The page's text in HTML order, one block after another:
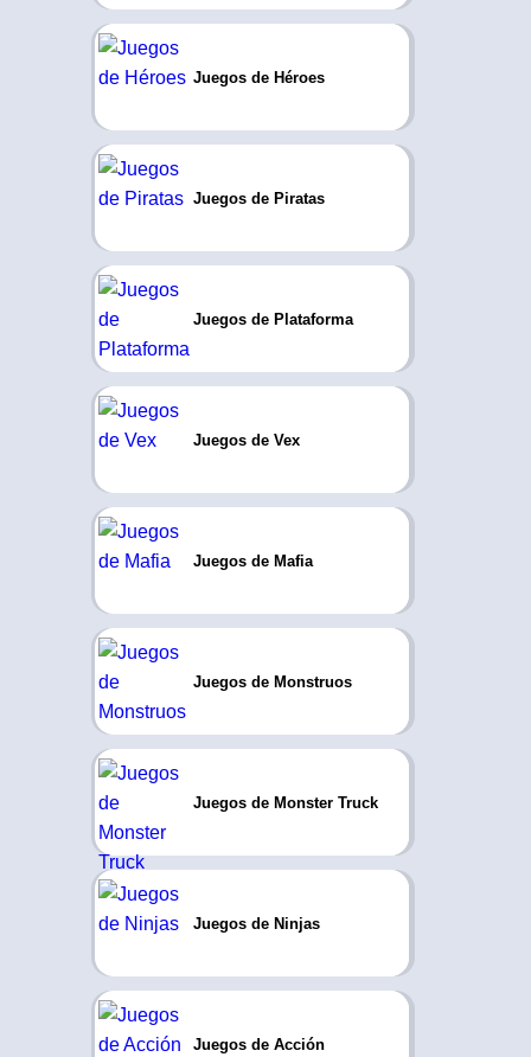
Juegos de Héroes
Juegos de Piratas
Juegos de Plataforma
Juegos de Vex
Juegos de Mafia
Juegos de Monstruos
Juegos de Monster Truck
Juegos de Ninjas
Juegos de Acción